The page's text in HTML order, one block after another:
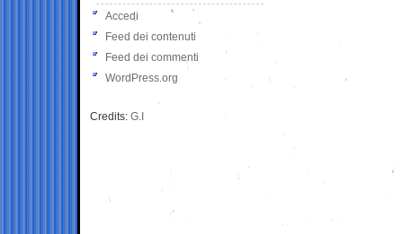
Accedi
Feed dei contenuti
Feed dei commenti
WordPress.org
Credits: G.I